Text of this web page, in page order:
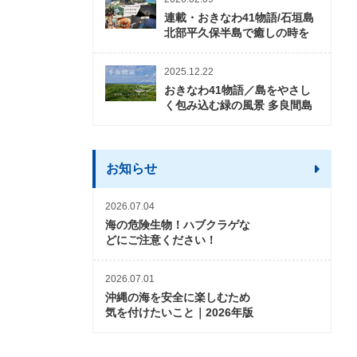
連載・おきなわ41物語/石垣島
北部平久保半島で癒しの時を
2025.12.22
おきなわ41物語／島をやさし
く包み込む緑の風景 多良間島
お知らせ
2026.07.04
海の危険生物！ハブクラゲな
どにご注意ください！
2026.07.01
沖縄の海を安全に楽しむため
気を付けたいこと｜2026年版